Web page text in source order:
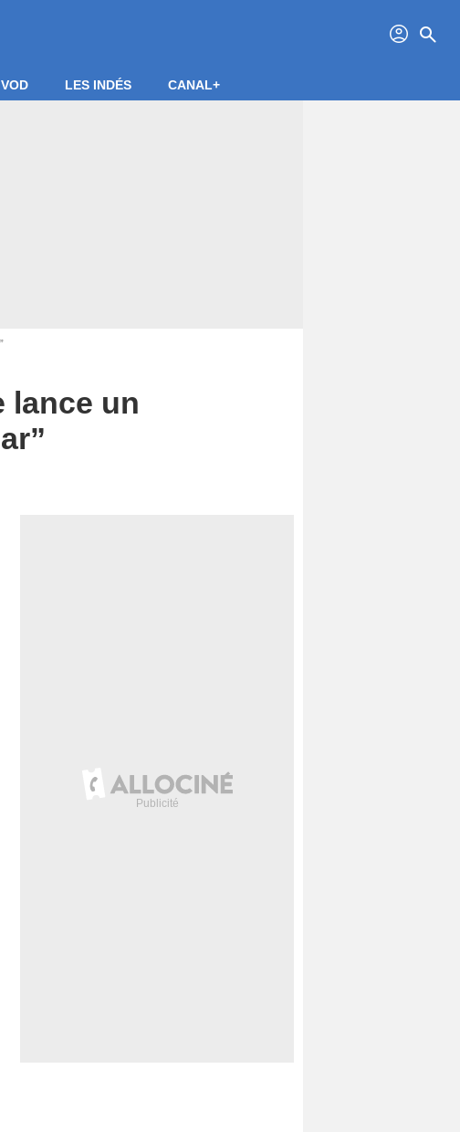
profil search
VOD LES INDÉS CANAL+
lance un